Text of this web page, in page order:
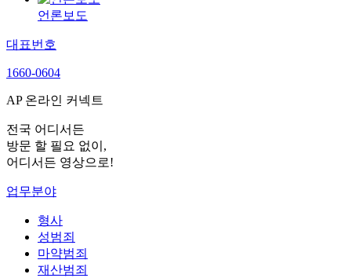
언론보도
대표번호
1660-0604
AP 온라인 커넥트
전국 어디서든
방문 할 필요 없이,
어디서든 영상으로!
업무분야
형사
성범죄
마약범죄
재산범죄